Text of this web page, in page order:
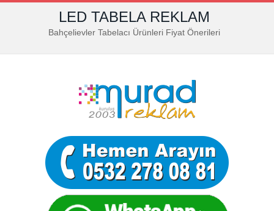
LED TABELA REKLAM
Bahçelievler Tabelacı Ürünleri Fiyat Önerileri